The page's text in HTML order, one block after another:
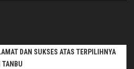
DAN SUKSES ATAS TERPILIHNYA
TANBU